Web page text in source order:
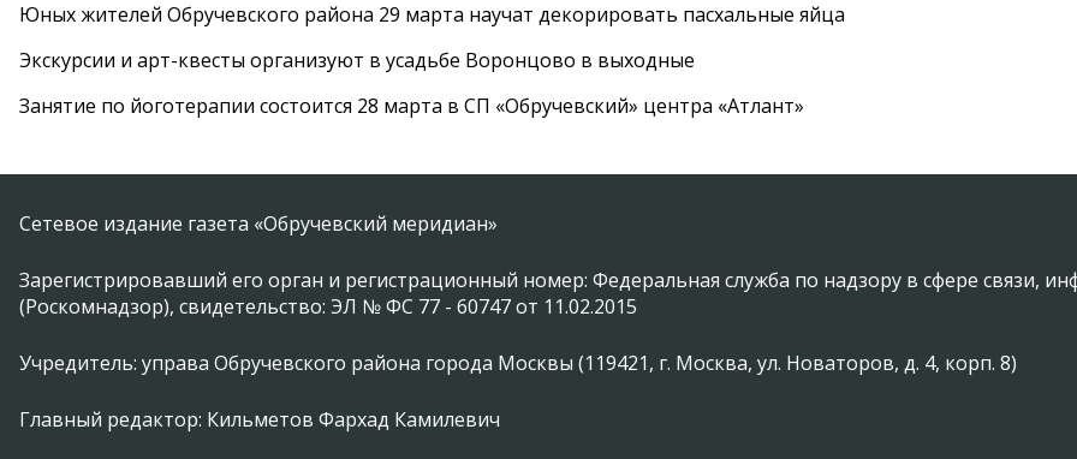
Юных жителей Обручевского района 29 марта научат декорировать пасхальные яйца
Экскурсии и арт-квесты организуют в усадьбе Воронцово в выходные
Занятие по йоготерапии состоится 28 марта в СП «Обручевский» центра «Атлант»
Сетевое издание газета «Обручевский меридиан»
Зарегистрировавший его орган и регистрационный номер: Федеральная служба по надзору в сфере связи,
(Роскомнадзор), свидетельство: ЭЛ № ФС 77 - 60747 от 11.02.2015
Учредитель: управа Обручевского района города Москвы (119421, г. Москва, ул. Новаторов, д. 4, корп. 8)
Главный редактор: Кильметов Фархад Камилевич